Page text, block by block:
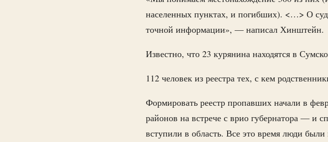
населенных пунктах, и погибших). <…> О
точной информации», — написал Хинштейн.
Известно, что 23 курянина находятся в
112 человек из реестра тех, с кем
Формировать реестр пропавших начали в
районов на встрече с врио губернатора — и
вступили в область. Все это время люди